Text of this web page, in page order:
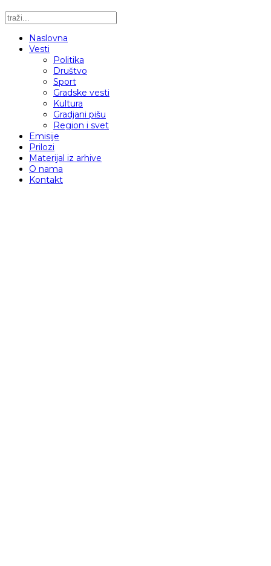
Naslovna
Vesti
Politika
Društvo
Sport
Gradske vesti
Kultura
Gradjani pišu
Region i svet
Emisije
Prilozi
Materijal iz arhive
O nama
Kontakt